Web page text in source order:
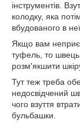
інструментів.
колодку, яка
вбудованого в
Якщо вам
туфель, то
розм'якшити
Тут теж треба
недосвідчений
чого взуття
бульбашки.